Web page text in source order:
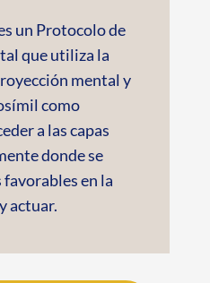
un Protocolo de
que utiliza la
mental y
como
a las capas
donde se
en la
actuar.